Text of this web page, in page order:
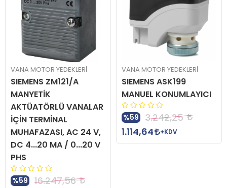
VANA MOTOR YEDEKLERİ
SIEMENS ZM121/A
MANYETİK
AKTÜATÖRLÜ VANALAR
İÇİN TERMİNAL
MUHAFAZASI, AC 24 V,
DC 4...20 MA / 0...20 V
PHS
%59
16.247,56
VANA MOTOR YEDEKLERİ
SIEMENS ASK199
MANUEL KONUMLAYICI
%59
3.242,25
1.114,64
+KDV